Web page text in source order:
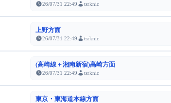
26/07/31 22:49 tsrknic
上野方面
26/07/31 22:49 tsrknic
(高崎線＋湘南新宿)高崎方面
26/07/31 22:49 tsrknic
東京・東海道本線方面